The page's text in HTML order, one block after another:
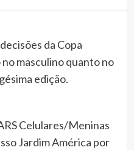
da Copa
masculino quanto no
edição.
Celulares/Meninas
Jardim América por